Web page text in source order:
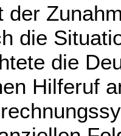
der
die
die
Hilferuf